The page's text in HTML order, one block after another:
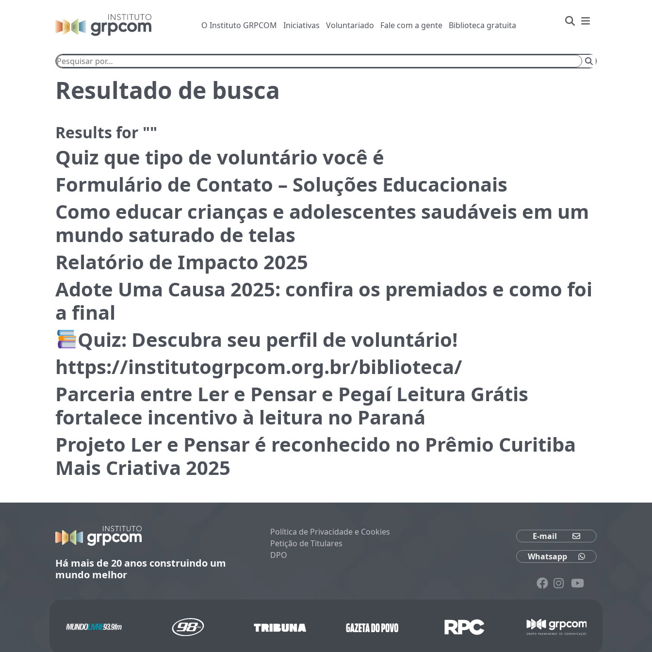
O Instituto GRPCOM Iniciativas Voluntariado Fale com a gente Biblioteca gratuita
Pesquisar
por...
Buscar
Resultado de busca
Results for ""
Quiz que tipo de voluntário você é
Formulário de Contato – Soluções Educacionais
Como educar crianças e adolescentes saudáveis em um
mundo saturado de telas
Relatório de Impacto 2025
Adote Uma Causa 2025: confira os premiados e como foi
a final
Quiz: Descubra seu perfil de voluntário!
https://institutogrpcom.org.br/biblioteca/
Parceria entre Ler e Pensar e Pegaí Leitura Grátis
fortalece incentivo à leitura no Paraná
Projeto Ler e Pensar é reconhecido no Prêmio Curitiba
Mais Criativa 2025
Há mais de 20 anos construindo um
mundo melhor
Política de Privacidade e Cookies
Petição de Titulares
DPO
E-mail
Whatsapp